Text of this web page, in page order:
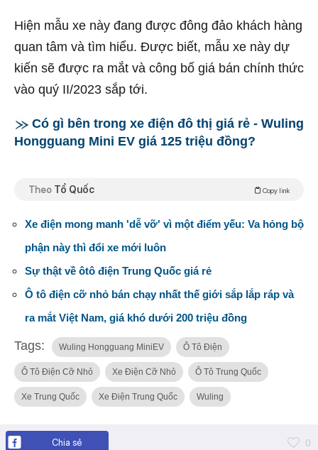
Hiện mẫu xe này đang được đông đảo khách hàng
quan tâm và tìm hiểu. Được biết, mẫu xe này dự
kiến sẽ được ra mắt và công bố giá bán chính thức
vào quý II/2023 sắp tới.
Có gì bên trong xe điện đô thị giá rẻ - Wuling
Hongguang Mini EV giá 125 triệu đồng?
Theo Tổ Quốc Copy link
Xe điện mong manh 'dễ vỡ' vì một điểm yếu: Va hỏng bộ
phận này thì đổi xe mới luôn
Sự thật về ôtô điện Trung Quốc giá rẻ
Ô tô điện cỡ nhỏ bán chạy nhất thế giới sắp lắp ráp và
ra mắt Việt Nam, giá khó dưới 200 triệu đồng
Tags: Wuling Hongguang MiniEV Ô Tô Điện
Ô Tô Điện Cỡ Nhỏ Xe Điện Cỡ Nhỏ Ô Tô Trung Quốc
Xe Trung Quốc Xe Điện Trung Quốc Wuling
Chia sẻ 0